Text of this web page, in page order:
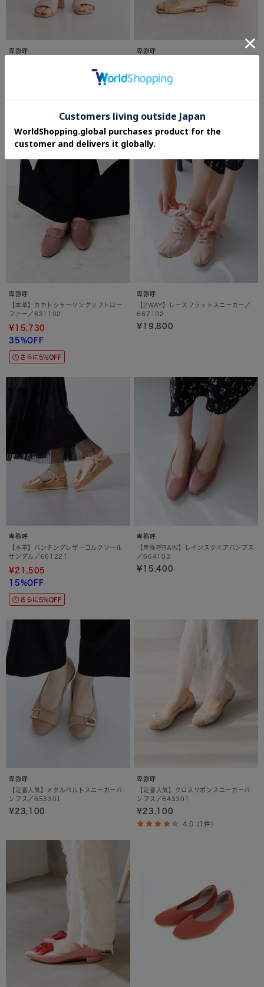
卑弥呼
さらに5%OFF
卑弥呼
¥12,705
さらに5%OFF
卑弥呼
【本革】カカトシャーリングソフトロー
ファー／631102
¥15,730
35%OFF
さらに5%OFF
卑弥呼
【2WAY】レースフラットスニーカー／
667102
¥19,800
卑弥呼
【本革】パンチングレザーコルクソール
サンダル／661221
¥21,505
15%OFF
さらに5%OFF
卑弥呼
【卑弥呼RAIN】レインスクエアパンプス
／664103
¥15,400
卑弥呼
【定番人気】メタルベルトスニーカーパ
ンプス／653301
¥23,100
卑弥呼
【定番人気】クロスリボンスニーカーパ
ンプス／643301
¥23,100
4.0 (1件)